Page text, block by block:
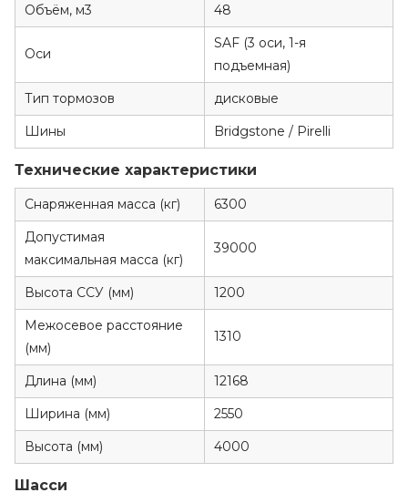
Объём, м3 48
Оси
SAF (3 оси, 1-я
подъемная)
Тип тормозов
дисковые
Шины
Bridgstone / Pirelli
Технические характеристики
Снаряженная масса (кг)
6300
Допустимая
максимальная масса (кг)
39000
Высота ССУ (мм)
1200
Межосевое расстояние
(мм)
1310
Длина (мм)
12168
Ширина (мм)
2550
Высота (мм)
4000
Шасси